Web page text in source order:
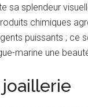
sa splendeur
chimiques
puissants ; ce
marine une